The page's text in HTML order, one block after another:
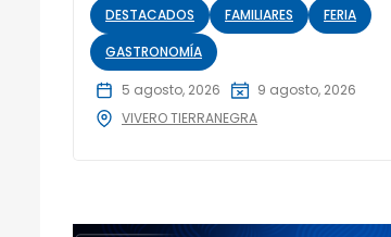
DESTACADOS FAMILIARES
FERIA
GASTRONOMÍA
5 agosto, 2026
9 agosto, 2026
VIVERO TIERRANEGRA